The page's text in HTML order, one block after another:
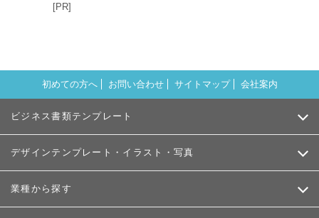
[PR]
初めての方へ お問い合わせ サイトマップ 会社案内
ビジネス書類テンプレート
デザインテンプレート・イラスト・写真
業種から探す